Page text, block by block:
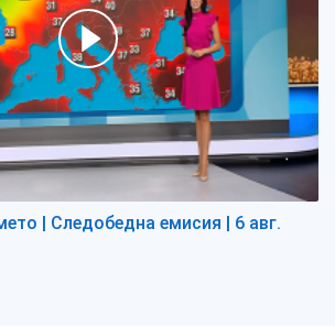
| Следобедна емисия | 6 авг.